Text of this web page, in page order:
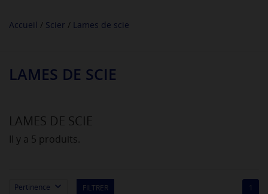
Accueil Scier Lames de scie
LAMES DE SCIE
LAMES DE SCIE
Il y a 5 produits.
Pertinence  FILTRER 1